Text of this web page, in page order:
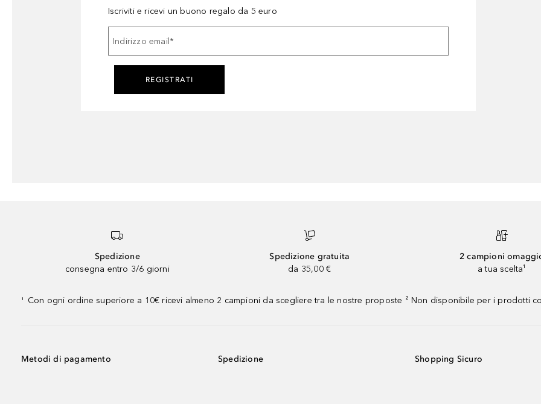
Iscriviti e ricevi un buono regalo da 5 euro
Indirizzo email *
REGISTRATI
Spedizione
consegna entro 3/6 giorni
Spedizione gratuita
da 35,00 €
2 campioni
a tua scelta¹
¹ Con ogni ordine superiore a 10€ ricevi almeno 2 campioni da scegliere tra le nostre proposte ² Non disponibile per i prodotti
Metodi di pagamento Spedizione Shopping Sicuro